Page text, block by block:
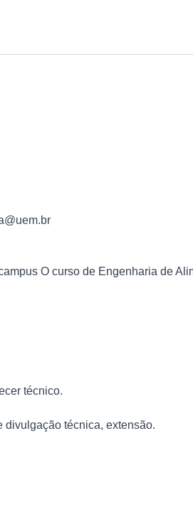
O curso de Engenharia de
técnico.
divulgação técnica, extensão.